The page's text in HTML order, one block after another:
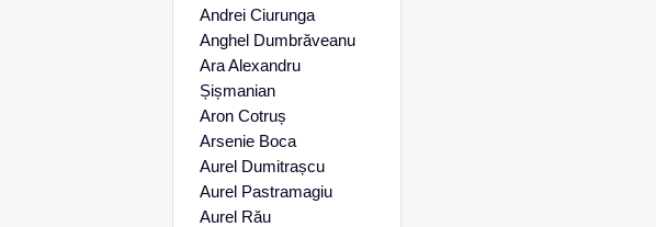
Andrei Ciurunga
Anghel Dumbrăveanu
Ara Alexandru
Șișmanian
Aron Cotruș
Arsenie Boca
Aurel Dumitrașcu
Aurel Pastramagiu
Aurel Rău